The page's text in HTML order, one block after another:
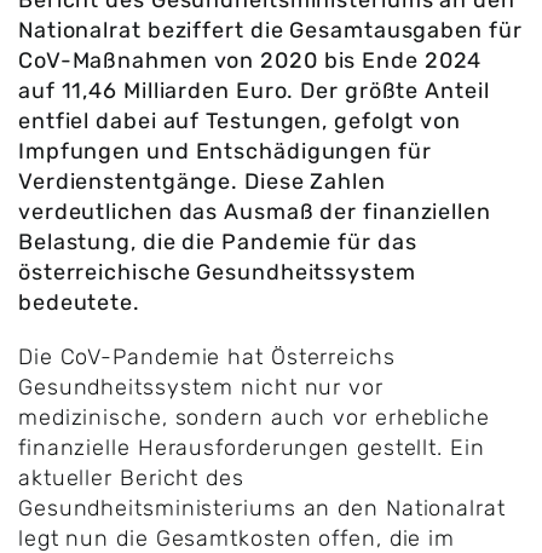
Nationalrat beziffert die Gesamtausgaben für
CoV-Maßnahmen von 2020 bis Ende 2024
auf 11,46 Milliarden Euro. Der größte Anteil
entfiel dabei auf Testungen, gefolgt von
Impfungen und Entschädigungen für
Verdienstentgänge. Diese Zahlen
verdeutlichen das Ausmaß der finanziellen
Belastung, die die Pandemie für das
österreichische Gesundheitssystem
bedeutete.
Die CoV-Pandemie hat Österreichs
Gesundheitssystem nicht nur vor
medizinische, sondern auch vor erhebliche
finanzielle Herausforderungen gestellt. Ein
aktueller Bericht des
Gesundheitsministeriums an den Nationalrat
legt nun die Gesamtkosten offen, die im